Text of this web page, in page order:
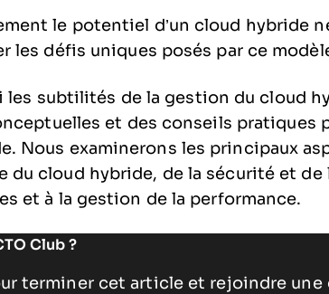
le potentiel d’un cloud hybride
les défis uniques posés par ce
les subtilités de la gestion du cloud
et des conseils pratiques
Nous examinerons les principaux
cloud hybride, de la sécurité et de
et à la gestion de la performance.
Club ?
terminer cet article et rejoindre une